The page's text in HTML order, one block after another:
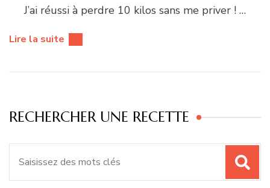
J’ai réussi à perdre 10 kilos sans me priver ! …
Lire la suite
RECHERCHER UNE RECETTE